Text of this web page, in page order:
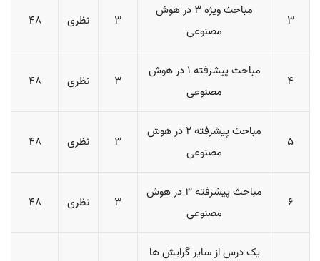
3
مباحث ویژه 3 در هوش
مصنوعی
3 نظری 48
4
مباحث پیشرفته 1 در هوش
مصنوعی
3 نظری 48
5
مباحث پیشرفته 2 در هوش
مصنوعی
3 نظری 48
6
مباحث پیشرفته 3 در هوش
مصنوعی
3 نظری 48
یک درس از سایر گرایش ها